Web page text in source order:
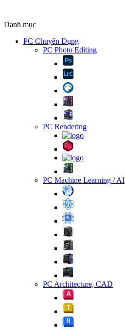
Danh mục
PC Chuyên Dụng
PC Photo Editing
PC Rendering
PC Machine Learning / AI
PC Architecture, CAD